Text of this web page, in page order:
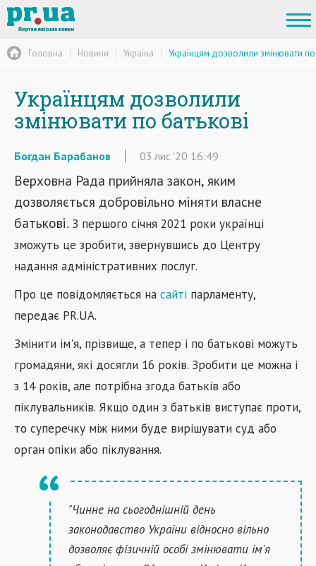
Головна Новини Україна Українцям дозволили змінювати по
Українцям дозволили
змінювати по батькові
Богдан Барабанов 03 лис '20 16:49
Верховна Рада прийняла закон, яким
дозволяється добровільно міняти власне
батькові. З першого січня 2021 роки українці
зможуть це зробити, звернувшись до Центру
надання адміністративних послуг.
Про це повідомляється на сайті парламенту,
передає PR.UA.
Змінити ім'я, прізвище, а тепер і по батькові можуть
громадяни, які досягли 16 років. Зробити це можна і
з 14 років, але потрібна згода батьків або
піклувальників. Якщо один з батьків виступає проти,
то суперечку між ними буде вирішувати суд або
орган опіки або піклування.
"Чинне на сьогоднішній день
законодавство України відносно вільно
дозволяє фізичній особі змінювати ім'я